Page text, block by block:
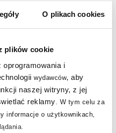
O plikach cookies
plików cookie
i
wydawców, aby
naszej witryny, z jej
reklamy
W tym celu za
informacje o użytkownikach,
WSZYSTKIE